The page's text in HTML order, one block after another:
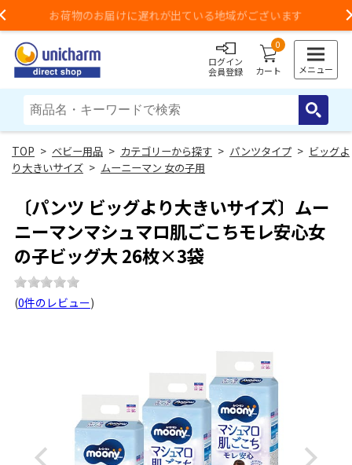
Previousお荷物のお届けに遅れが出ている地域がございます
ログイン
会員登録
0
カート メニュー
> ベビー用品 > カテゴリーから探す > パンツタイプ > ビッグよ
り大きいサイズ > ムーニーマン 女の子用
〔パンツ ビッグより大きいサイズ〕ムー
ニーマンマシュマロ肌ごこちモレ安心女
の子ビッグ大 26枚×3袋
(0件のレビュー)
Previous Next